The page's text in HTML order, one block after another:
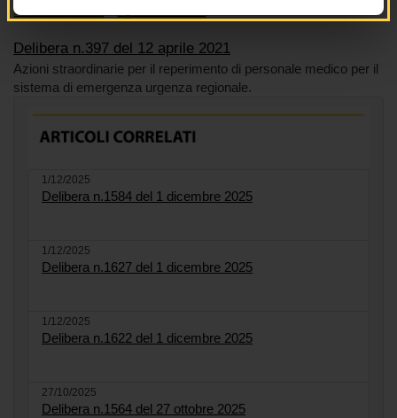
Sistema sanitario
Delibera n.397 del 12 aprile 2021
Azioni straordinarie per il reperimento di personale medico per il
sistema di emergenza urgenza regionale.
1/12/2025
Delibera n.1584 del 1 dicembre 2025
1/12/2025
Delibera n.1627 del 1 dicembre 2025
1/12/2025
Delibera n.1622 del 1 dicembre 2025
27/10/2025
Delibera n.1564 del 27 ottobre 2025